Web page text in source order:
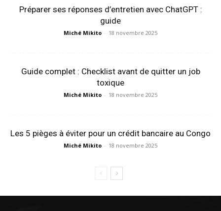
Préparer ses réponses d’entretien avec ChatGPT :
guide
Miché Mikito - 18 novembre 2025
Guide complet : Checklist avant de quitter un job
toxique
Miché Mikito - 18 novembre 2025
Les 5 pièges à éviter pour un crédit bancaire au Congo
Miché Mikito - 18 novembre 2025